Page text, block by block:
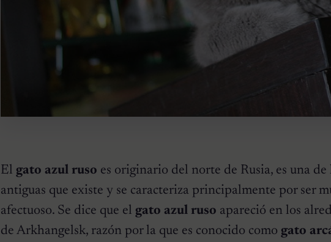
El gato azul ruso es originario del norte de Rusia, es una de
antiguas que existe y se caracteriza principalmente por ser
afectuoso. Se dice que el gato azul ruso apareció en los
de Arkhangelsk, razón por la que es conocido como gato